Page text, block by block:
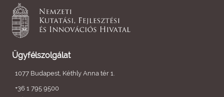
Ügyfélszolgálat
1077 Budapest, Kéthly Anna tér 1.
+36 1 795 9500